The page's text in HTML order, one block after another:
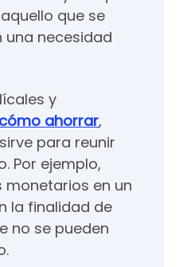
que se
una necesidad
y
ahorrar,
para reunir
Por ejemplo,
en un
la finalidad de
no se pueden